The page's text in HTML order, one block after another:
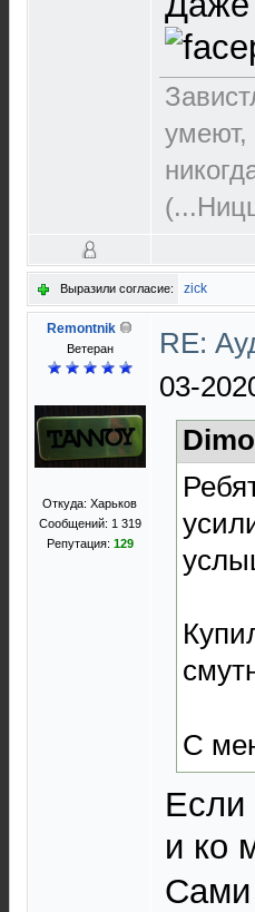
умеют,
Выразили согласие: zick
Remontnik
Ветеран
Откуда: Харьков
Сообщений: 1 319
Репутация: 129
RE:
03-
С
Если
и ко
Сами